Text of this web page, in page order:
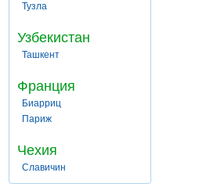
Тузла
Узбекистан
Ташкент
Франция
Биарриц
Париж
Чехия
Славичин